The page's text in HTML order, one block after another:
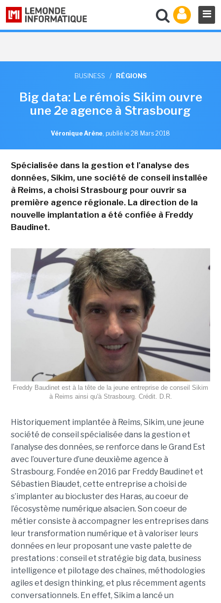
BUSINESS / RÉGIONS
Big data: Le rémois Sikim ouvre
une 2e agence à Strasbourg
Véronique Arène, publié le 28 Mars 2018
Spécialisée dans la gestion et l'analyse des
données, Sikim, une société de conseil installée
à Reims, a choisi Strasbourg pour ouvrir sa
première agence régionale. La direction de la
nouvelle implantation a été confiée à Freddy
Baudinet.
Freddy Baudinet est à la tête de la jeune entreprise de conseil Sikim
à Reims ainsi qu'à Strasbourg. Crédit. D.R.
Historiquement implantée à Reims, Sikim, une jeune
société de conseil spécialisée dans la gestion et
l’analyse des données, se renforce dans le Grand Est
avec l’ouverture d’une deuxième agence à
Strasbourg. Fondée en 2016 par Freddy Baudinet et
Sébastien Biaudet, cette entreprise a choisi de
s’implanter au biocluster des Haras, au coeur de
l’écosystème numérique alsacien. Son coeur de
métier consiste à accompagner les entreprises dans
leur transformation numérique et à valoriser leurs
données en leur proposant une vaste palette de
prestations : conseil et stratégie big data, business
intelligence et pilotage des chaînes, méthodologies
agiles et design thinking, et plus récemment agents
conversationnels. En effet, Sikim a lancé un